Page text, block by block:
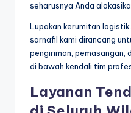
seharusnya Anda
Lupakan kerumitan
sarnafil kami dirancang
pengiriman, pemasangan,
di bawah kendali tim
Layanan